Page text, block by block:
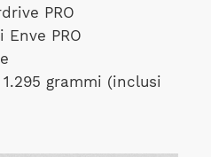
PRO
PRO
grammi (inclusi